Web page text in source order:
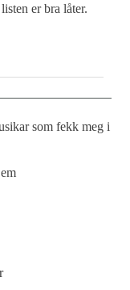
er bra låter.
som fekk meg i